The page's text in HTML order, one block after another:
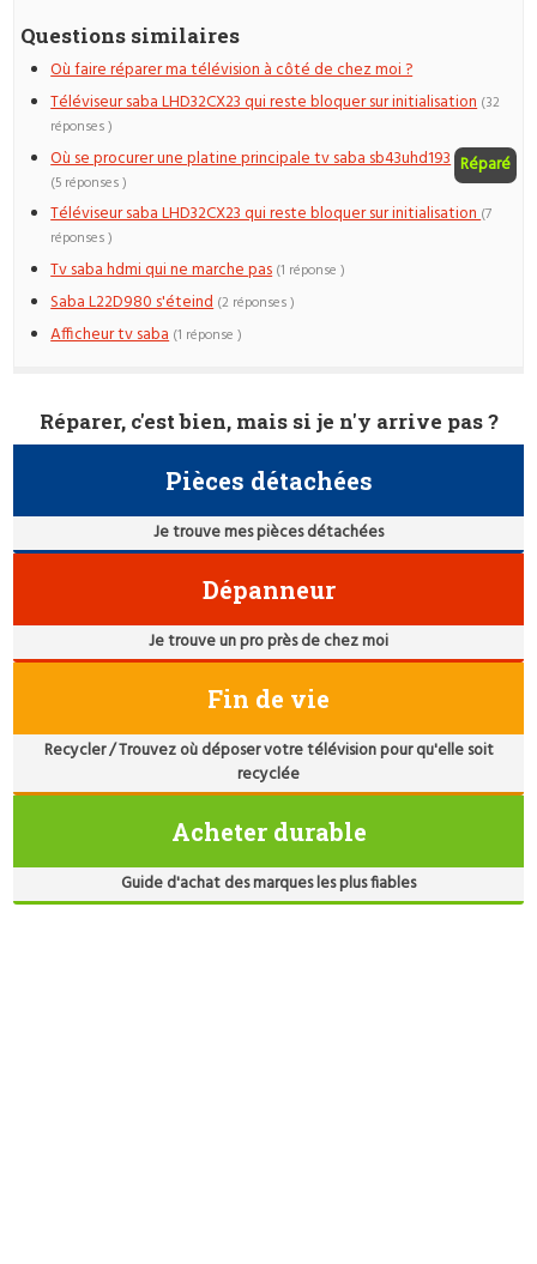
Questions similaires
Où faire réparer ma télévision à côté de chez moi ?
Téléviseur saba LHD32CX23 qui reste bloquer sur initialisation (32
réponses )
Où se procurer une platine principale tv saba sb43uhd193 Réparé
(5 réponses )
Téléviseur saba LHD32CX23 qui reste bloquer sur initialisation(7
réponses )
Tv saba hdmi qui ne marche pas (1 réponse )
Saba L22D980 s'éteind (2 réponses )
Afficheur tv saba (1 réponse )
Réparer, c'est bien, mais si je n'y arrive pas ?
Pièces détachées
Je trouve mes pièces détachées
Dépanneur
Je trouve un pro près de chez moi
Fin de vie
Recycler / Trouvez où déposer votre télévision pour qu'elle soit
recyclée
Acheter durable
Guide d'achat des marques les plus fiables